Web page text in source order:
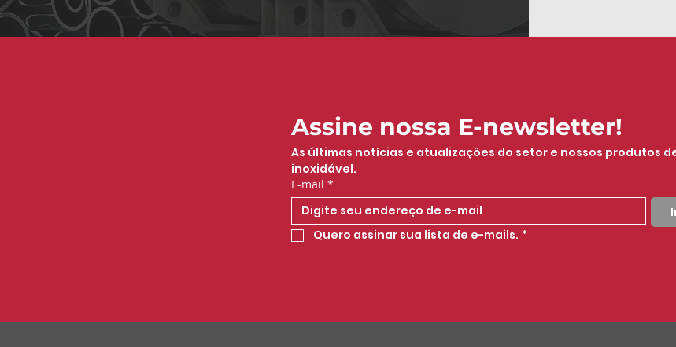
Assine nossa E-newsletter!
As últimas notícias e atualizações do setor e nossos produtos
inoxidável.
E-mail *
Quero assinar sua lista de e-mails. *